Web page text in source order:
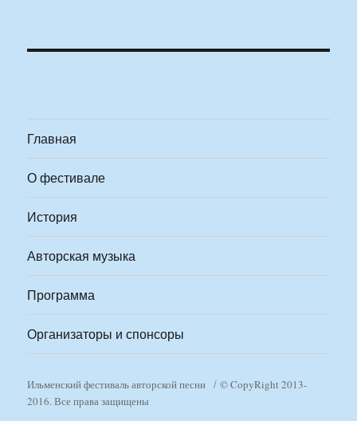
Главная
О фестивале
История
Авторская музыка
Программа
Организаторы и спонсоры
Ильменский фестиваль авторской песни
© CopyRight 2013-
2016. Все права защищены